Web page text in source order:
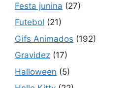
Festa junina (27)
Futebol (21)
Gifs Animados (192)
Gravidez (17)
Halloween (5)